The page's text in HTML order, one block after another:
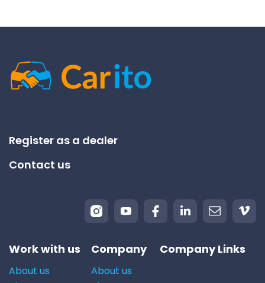
Register as a dealer
Contact us
Work with us
About us
Company
About us
Company Links